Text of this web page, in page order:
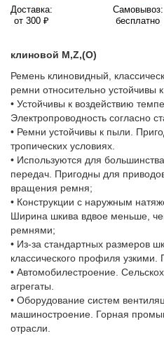
Доставка:
от 300 ₽
Самовывоз:
бесплатно
клиновой M,Z,(O)
Ремень клиновидный,
ремни относительно устойчивы
• Устойчивы к воздействию
Электропроводность согласно
• Ремни устойчивы к пыли.
тропических условиях.
• Используются для
передач. Пригодны для
вращения ремня;
• Конструкции с наружным
Ширина шкива вдвое меньше,
ремнями;
• Из-за стандартных размеров
классического профиля
• Автомобилестроение.
агрегаты.
• Оборудование систем
машиностроение. Горная
отрасли.